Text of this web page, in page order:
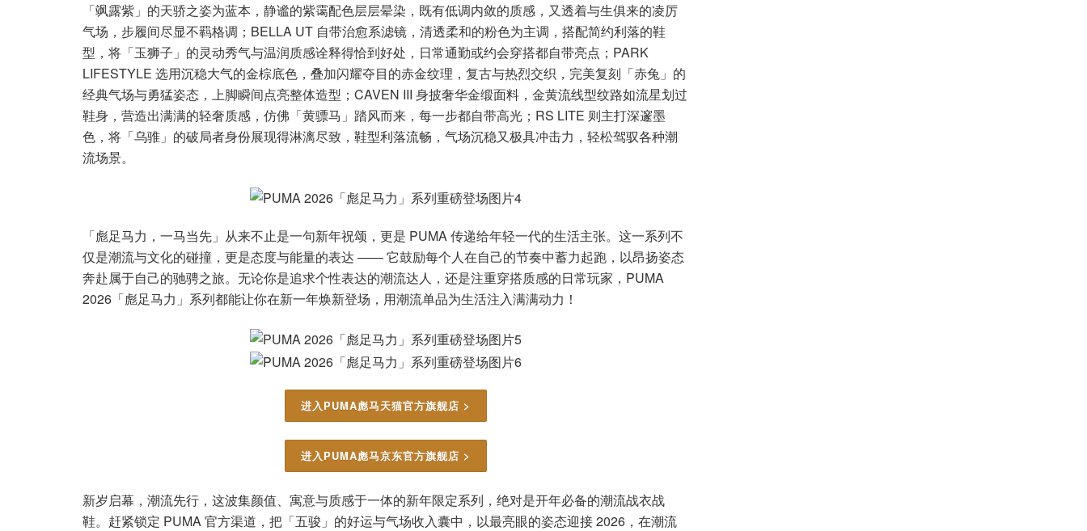
「飒露紫」的天骄之姿为蓝本，静谧的紫霭配色层层晕染，既有低调内敛的质感，又透着与生俱来的凌厉
气场，步履间尽显不羁格调；BELLA UT 自带治愈系滤镜，清透柔和的粉色为主调，搭配简约利落的鞋
型，将「玉狮子」的灵动秀气与温润质感诠释得恰到好处，日常通勤或约会穿搭都自带亮点；PARK
LIFESTYLE 选用沉稳大气的金棕底色，叠加闪耀夺目的赤金纹理，复古与热烈交织，完美复刻「赤兔」的
经典气场与勇猛姿态，上脚瞬间点亮整体造型；CAVEN III 身披奢华金缎面料，金黄流线型纹路如流星划过
鞋身，营造出满满的轻奢质感，仿佛「黄骠马」踏风而来，每一步都自带高光；RS LITE 则主打深邃墨
色，将「乌骓」的破局者身份展现得淋漓尽致，鞋型利落流畅，气场沉稳又极具冲击力，轻松驾驭各种潮
流场景。
「彪足马力，一马当先」从来不止是一句新年祝颂，更是 PUMA 传递给年轻一代的生活主张。这一系列不
仅是潮流与文化的碰撞，更是态度与能量的表达 —— 它鼓励每个人在自己的节奏中蓄力起跑，以昂扬姿态
奔赴属于自己的驰骋之旅。无论你是追求个性表达的潮流达人，还是注重穿搭质感的日常玩家，PUMA
2026「彪足马力」系列都能让你在新一年焕新登场，用潮流单品为生活注入满满动力！
进入PUMA彪马天猫官方旗舰店 >
进入PUMA彪马京东官方旗舰店 >
新岁启幕，潮流先行，这波集颜值、寓意与质感于一体的新年限定系列，绝对是开年必备的潮流战衣战
鞋。赶紧锁定 PUMA 官方渠道，把「五骏」的好运与气场收入囊中，以最亮眼的姿态迎接 2026，在潮流